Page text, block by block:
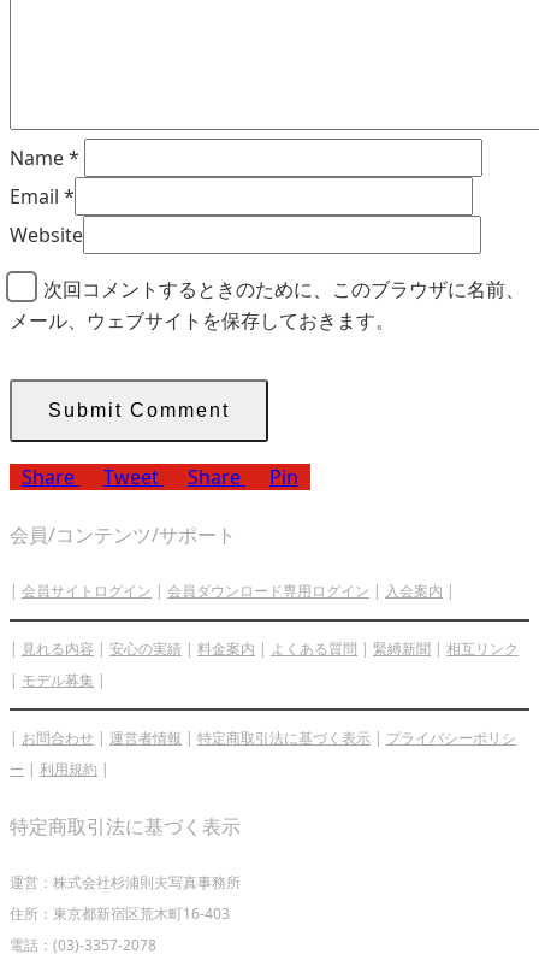
Name*
Email *
Website
次回コメントするときのために、このブラウザに名前、
メール、ウェブサイトを保存しておきます。
Share Tweet Share Pin
会員/コンテンツ/サポート
| 会員サイトログイン | 会員ダウンロード専用ログイン | 入会案内 |
| 見れる内容 | 安心の実績 | 料金案内 | よくある質問 | 緊縛新聞 | 相互リンク
| モデル募集 |
| お問合わせ | 運営者情報 | 特定商取引法に基づく表示 | プライバシーポリシ
ー | 利用規約 |
特定商取引法に基づく表示
運営：株式会社杉浦則夫写真事務所
住所：東京都新宿区荒木町16-403
電話：(03)-3357-2078